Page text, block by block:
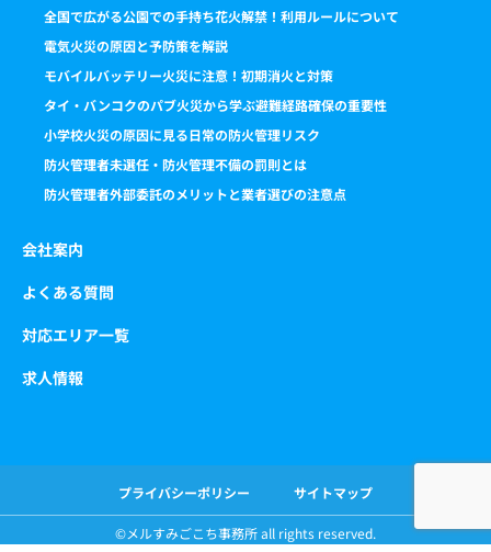
全国で広がる公園での手持ち花火解禁！利用ルールについて
電気火災の原因と予防策を解説
モバイルバッテリー火災に注意！初期消火と対策
タイ・バンコクのパブ火災から学ぶ避難経路確保の重要性
小学校火災の原因に見る日常の防火管理リスク
防火管理者未選任・防火管理不備の罰則とは
防火管理者外部委託のメリットと業者選びの注意点
会社案内
よくある質問
対応エリア一覧
求人情報
プライバシーポリシー サイトマップ
©️メルすみごこち事務所 all rights reserved.